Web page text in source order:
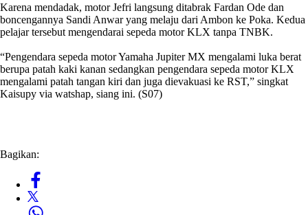
Karena mendadak, motor Jefri langsung ditabrak Fardan Ode dan
boncengannya Sandi Anwar yang melaju dari Ambon ke Poka. Kedua
pelajar tersebut mengendarai sepeda motor KLX tanpa TNBK.
“Pengendara sepeda motor Yamaha Jupiter MX mengalami luka berat
berupa patah kaki kanan sedangkan pengendara sepeda motor KLX
mengalami patah tangan kiri dan juga dievakuasi ke RST,” singkat
Kaisupy via watshap, siang ini. (S07)
Bagikan: